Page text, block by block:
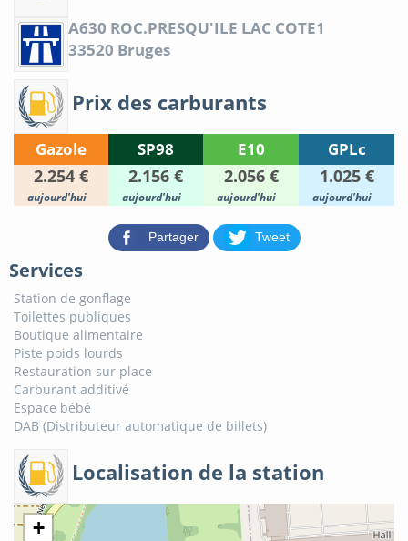
A630 ROC.PRESQU'ILE LAC COTE1
33520 Bruges
Prix des carburants
Gazole SP98 E10 GPLc
2.254 € 2.156 € 2.056 € 1.025 €
aujourd'hui aujourd'hui aujourd'hui aujourd'hui
Partager Tweet
Services
Station de gonflage
Toilettes publiques
Boutique alimentaire
Piste poids lourds
Restauration sur place
Carburant additivé
Espace bébé
DAB (Distributeur automatique de billets)
Localisation de la station
+